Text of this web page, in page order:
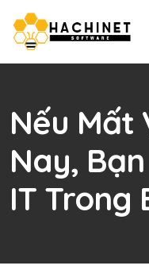
Nếu Mất
Nay,
IT Trong